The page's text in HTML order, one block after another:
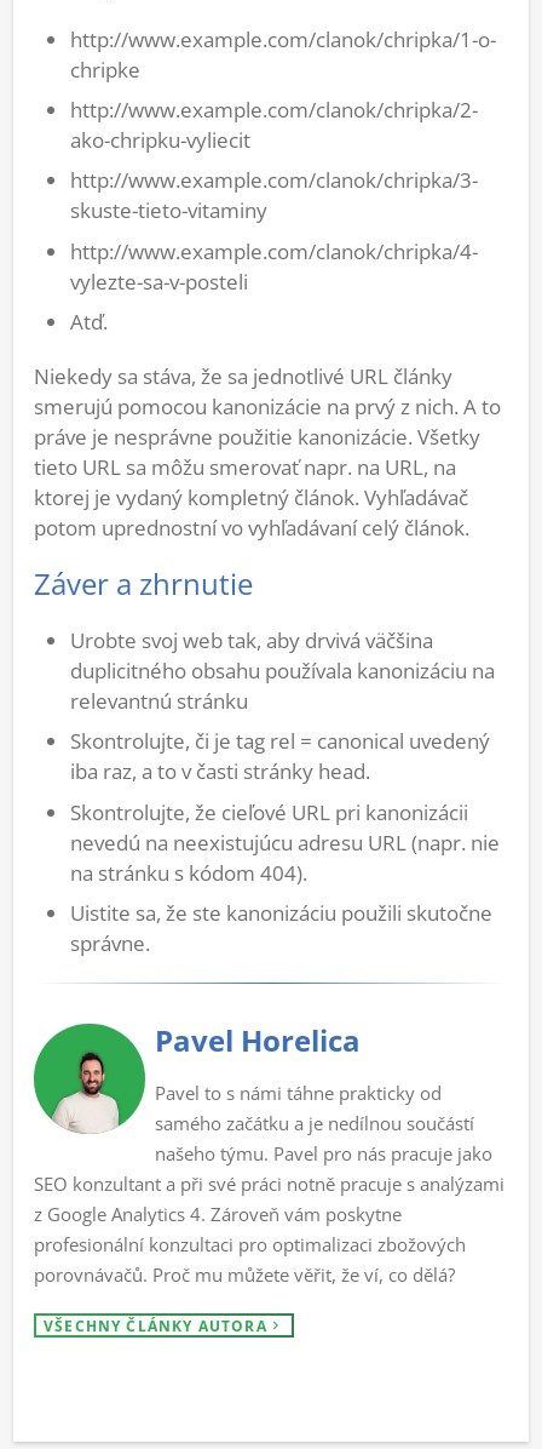
http://www.example.com/clanok/chripka/1-o-
chripke
http://www.example.com/clanok/chripka/2-
ako-chripku-vyliecit
http://www.example.com/clanok/chripka/3-
skuste-tieto-vitaminy
http://www.example.com/clanok/chripka/4-
vylezte-sa-v-posteli
Atď.
Niekedy sa stáva, že sa jednotlivé URL články
smerujú pomocou kanonizácie na prvý z nich. A to
práve je nesprávne použitie kanonizácie. Všetky
tieto URL sa môžu smerovať napr. na URL, na
ktorej je vydaný kompletný článok. Vyhľadávač
potom uprednostní vo vyhľadávaní celý článok.
Záver a zhrnutie
Urobte svoj web tak, aby drvivá väčšina
duplicitného obsahu používala kanonizáciu na
relevantnú stránku
Skontrolujte, či je tag rel = canonical uvedený
iba raz, a to v časti stránky head.
Skontrolujte, že cieľové URL pri kanonizácii
nevedú na neexistujúcu adresu URL (napr. nie
na stránku s kódom 404).
Uistite sa, že ste kanonizáciu použili skutočne
správne.
Pavel Horelica
Pavel to s námi táhne prakticky od
samého začátku a je nedílnou součástí
našeho týmu. Pavel pro nás pracuje jako
SEO konzultant a při své práci notně pracuje s analýzami
z Google Analytics 4. Zároveň vám poskytne
profesionální konzultaci pro optimalizaci zbožových
porovnávačů. Proč mu můžete věřit, že ví, co dělá?
VŠECHNY ČLÁNKY AUTORA